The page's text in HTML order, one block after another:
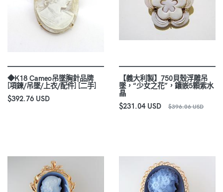
◆K18 Cameo吊墜胸針品牌
[項鍊/吊墜/上衣/配件] [二手]
$392.76 USD
【義大利製】750貝殼浮雕吊
墜，“少女之花”，鑲嵌5顆紫水
晶
$231.04 USD
$396.06 USD